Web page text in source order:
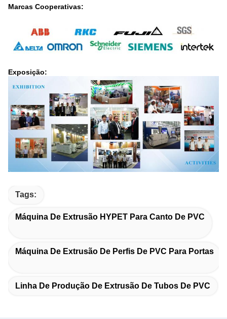
Marcas Cooperativas:
Exposição:
Tags:
Máquina De Extrusão HYPET Para Canto De PVC
Máquina De Extrusão De Perfis De PVC Para Portas
Linha De Produção De Extrusão De Tubos De PVC